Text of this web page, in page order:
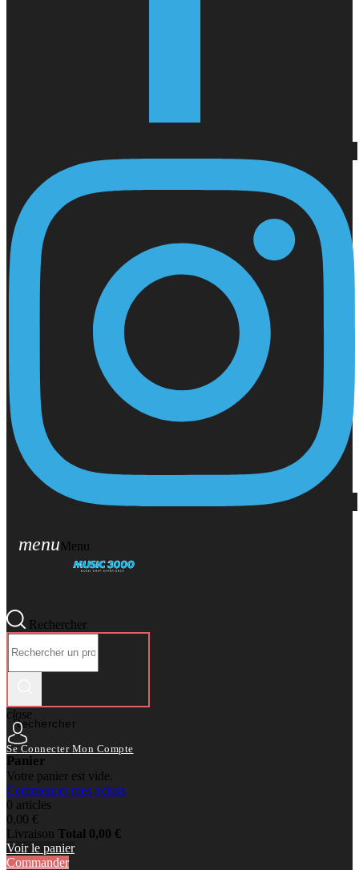
menuMenu
Rechercher
Rechercher
close
Se Connecter Mon Compte
Panier
Votre panier est vide.
Commencer mes achats
0 articles
0,00 €
Livraison Total 0,00 €
Voir le panier
Commander